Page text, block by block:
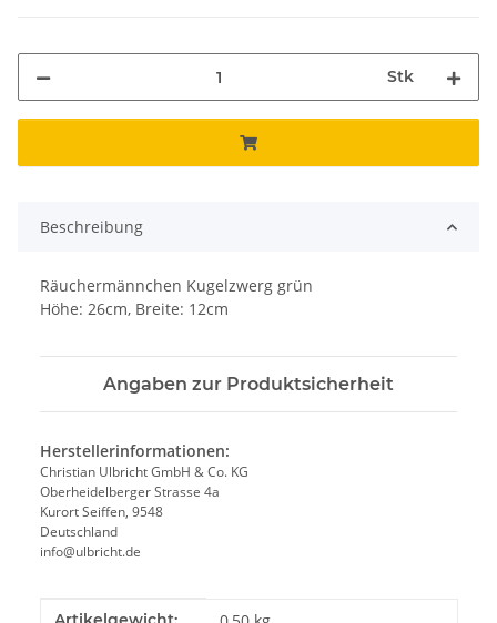
Stk
Beschreibung
Räuchermännchen Kugelzwerg grün
Höhe: 26cm, Breite: 12cm
Angaben zur Produktsicherheit
Herstellerinformationen:
Christian Ulbricht GmbH & Co. KG
Oberheidelberger Strasse 4a
Kurort Seiffen, 9548
Deutschland
info@ulbricht.de
Produkteigenschaft
Wert